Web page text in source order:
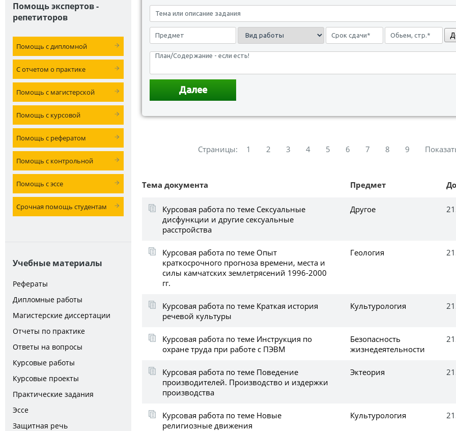
Помощь экспертов -
репетиторов
Помощь с дипломной
С отчетом о практике
Помощь с магистерской
Помощь с курсовой
Помощь с рефератом
Помощь с контрольной
Помощь с эссе
Срочная помощь студентам
Учебные материалы
Рефераты
Дипломные работы
Магистерские диссертации
Отчеты по практике
Ответы на вопросы
Курсовые работы
Курсовые проекты
Практические задания
Эссе
Защитная речь
Страницы: 1 2 3 4 5 6 7 8 9
Тема документа Предмет
Курсовая работа по теме Сексуальные
дисфункции и другие сексуальные
расстройства
Другое
Курсовая работа по теме Опыт
краткосрочного прогноза времени, места и
силы камчатских землетрясений 1996-2000
гг.
Геология
Курсовая работа по теме Краткая история
речевой культуры
Культурология
Курсовая работа по теме Инструкция по
охране труда при работе с ПЭВМ
Безопасность
жизнедеятельности
Курсовая работа по теме Поведение
производителей. Производство и издержки
производства
Эктеория
Курсовая работа по теме Новые
религиозные движения
Культурология